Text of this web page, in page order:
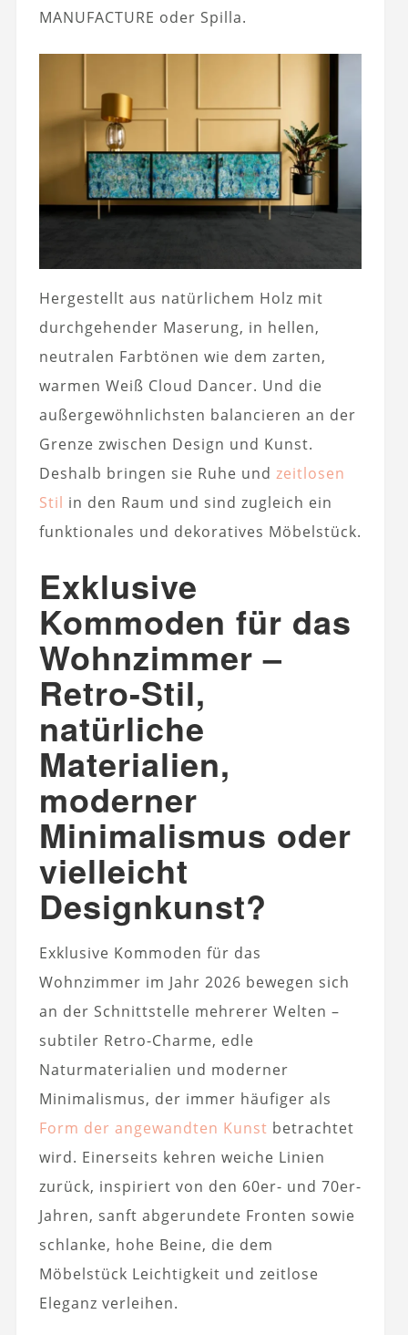
MANUFACTURE oder Spilla.
Hergestellt aus natürlichem Holz mit
durchgehender Maserung, in hellen,
neutralen Farbtönen wie dem zarten,
warmen Weiß Cloud Dancer. Und die
außergewöhnlichsten balancieren an der
Grenze zwischen Design und Kunst.
Deshalb bringen sie Ruhe und zeitlosen
Stil in den Raum und sind zugleich ein
funktionales und dekoratives Möbelstück.
Exklusive
Kommoden für das
Wohnzimmer –
Retro-Stil,
natürliche
Materialien,
moderner
Minimalismus oder
vielleicht
Designkunst?
Exklusive Kommoden für das
Wohnzimmer im Jahr 2026 bewegen sich
an der Schnittstelle mehrerer Welten –
subtiler Retro-Charme, edle
Naturmaterialien und moderner
Minimalismus, der immer häufiger als
Form der angewandten Kunst betrachtet
wird. Einerseits kehren weiche Linien
zurück, inspiriert von den 60er- und 70er-
Jahren, sanft abgerundete Fronten sowie
schlanke, hohe Beine, die dem
Möbelstück Leichtigkeit und zeitlose
Eleganz verleihen.